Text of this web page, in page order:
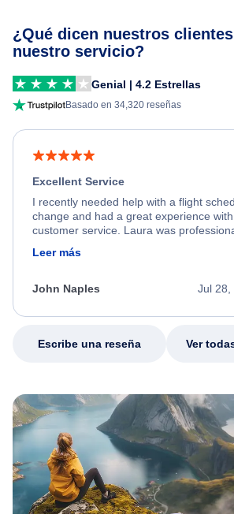
¿Qué dicen nuestros
nuestro servicio?
Genial | 4.2 Estrellas
Basado en 34,320 reseñas
Excellent Service
I recently needed help with a flight
change and had a great experience with
customer service. Laura was
friendly, and very helpful throughout the
process. She quickly found a solution and
appreciate her excellent service.
Leer más
Jul 28,
John Naples
Escribe una reseña Ver